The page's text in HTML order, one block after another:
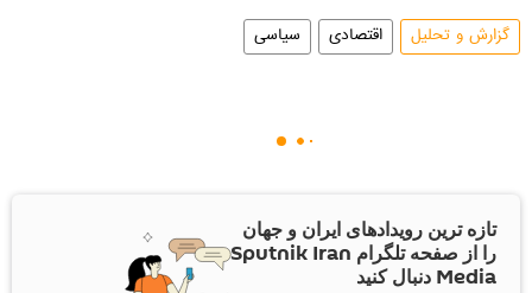
گزارش و تحلیل اقتصادی سیاسی
تازه ترین رویدادهای ایران و جهان
را از صفحه تلگرام Sputnik Iran
Media دنبال کنید